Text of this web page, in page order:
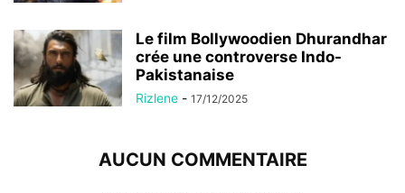
Le film Bollywoodien Dhurandhar
crée une controverse Indo-
Pakistanaise
Rizlene - 17/12/2025
AUCUN COMMENTAIRE